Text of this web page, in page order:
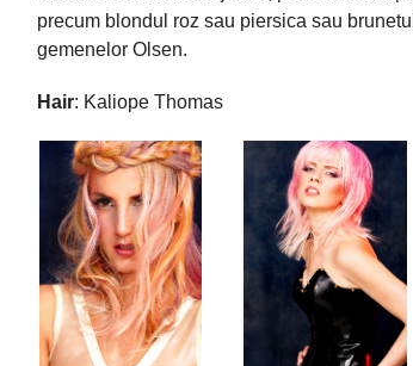
precum blondul roz sau piersica sau
gemenelor Olsen.
Hair: Kaliope Thomas